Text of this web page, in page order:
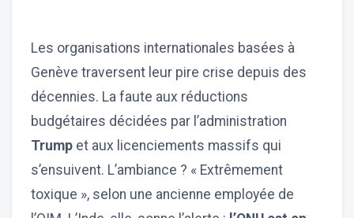
Les organisations internationales basées à
Genève traversent leur pire crise depuis des
décennies. La faute aux réductions
budgétaires décidées par l’administration
Trump et aux licenciements massifs qui
s’ensuivent. L’ambiance ? « Extrêmement
toxique », selon une ancienne employée de